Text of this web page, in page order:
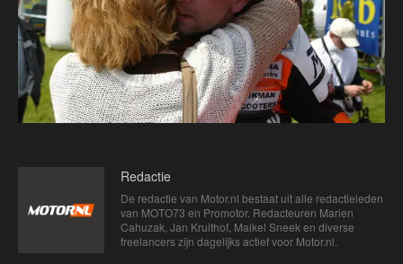
Redactie
De redactie van Motor.nl bestaat uit alle redactieleden
van MOTO73 en Promotor. Redacteuren Marien
Cahuzak, Jan Kruithof, Maikel Sneek en diverse
freelancers zijn dagelijks actief voor Motor.nl.